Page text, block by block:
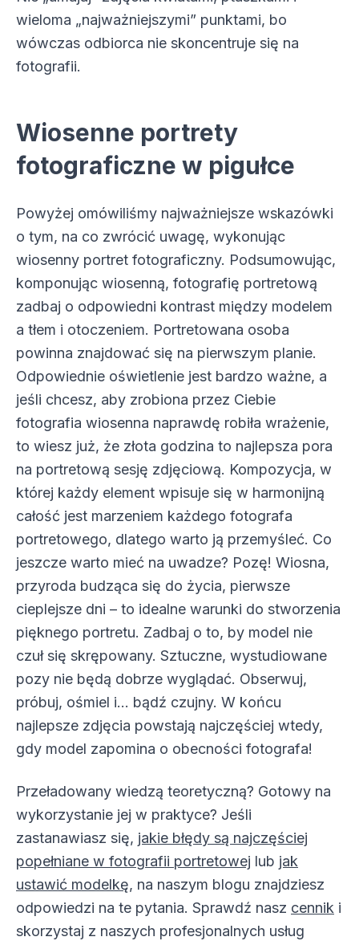
wieloma „najważniejszymi” punktami, bo
wówczas odbiorca nie skoncentruje się na
fotografii.
Wiosenne portrety
fotograficzne w pigułce
Powyżej omówiliśmy najważniejsze wskazówki
o tym, na co zwrócić uwagę, wykonując
wiosenny portret fotograficzny. Podsumowując,
komponując wiosenną, fotografię portretową
zadbaj o odpowiedni kontrast między modelem
a tłem i otoczeniem. Portretowana osoba
powinna znajdować się na pierwszym planie.
Odpowiednie oświetlenie jest bardzo ważne, a
jeśli chcesz, aby zrobiona przez Ciebie
fotografia wiosenna naprawdę robiła wrażenie,
to wiesz już, że złota godzina to najlepsza pora
na portretową sesję zdjęciową. Kompozycja, w
której każdy element wpisuje się w harmonijną
całość jest marzeniem każdego fotografa
portretowego, dlatego warto ją przemyśleć. Co
jeszcze warto mieć na uwadze? Pozę! Wiosna,
przyroda budząca się do życia, pierwsze
cieplejsze dni – to idealne warunki do stworzenia
pięknego portretu. Zadbaj o to, by model nie
czuł się skrępowany. Sztuczne, wystudiowane
pozy nie będą dobrze wyglądać. Obserwuj,
próbuj, ośmiel i… bądź czujny. W końcu
najlepsze zdjęcia powstają najczęściej wtedy,
gdy model zapomina o obecności fotografa!
Przeładowany wiedzą teoretyczną? Gotowy na
wykorzystanie jej w praktyce? Jeśli
zastanawiasz się, jakie błędy są najczęściej
popełniane w fotografii portretowej lub jak
ustawić modelkę, na naszym blogu znajdziesz
odpowiedzi na te pytania. Sprawdź nasz cennik i
skorzystaj z naszych profesjonalnych usług